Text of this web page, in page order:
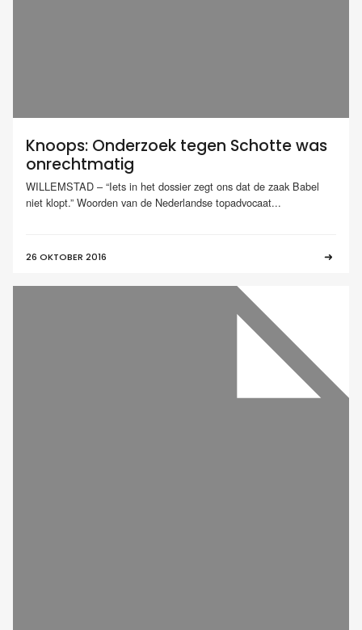
Knoops: Onderzoek tegen Schotte was
onrechtmatig
WILLEMSTAD – “Iets in het dossier zegt ons dat de zaak Babel
niet klopt.” Woorden van de Nederlandse topadvocaat...
26 OKTOBER 2016